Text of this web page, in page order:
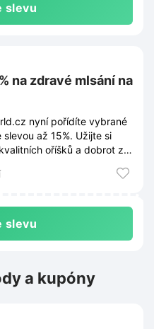
slevu
na zdravé mlsání na
nyní pořídíte vybrané
slevou až 15%. Užijte si
oříšků a dobrot za
slevu
a kupóny